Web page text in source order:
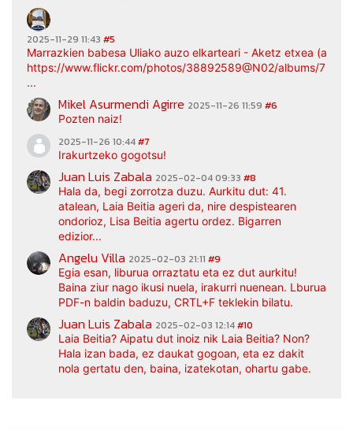
2025-11-29 11:43 #5
Marrazkien babesa Uliako auzo elkarteari - Aketz etxea
https://www.flickr.com/photos/38892589@N02/albums/
...
Mikel Asurmendi Agirre 2025-11-26 11:59 #6
Pozten naiz!
2025-11-26 10:44#7
Irakurtzeko gogotsu!
Juan Luis Zabala 2025-02-04 09:33 #8
Hala da, begi zorrotza duzu. Aurkitu dut: 41.
atalean, Laia Beitia ageri da, nire despistearen
ondorioz, Lisa Beitia agertu ordez. Bigarren
edizior...
Angelu Villa 2025-02-03 21:11 #9
Egia esan, liburua orraztatu eta ez dut aurkitu!
Baina ziur nago ikusi nuela, irakurri nuenean. Lburua
PDF-n baldin baduzu, CRTL+F teklekin bilatu.
Juan Luis Zabala 2025-02-03 12:14#10
Laia Beitia? Aipatu dut inoiz nik Laia Beitia? Non?
Hala izan bada, ez daukat gogoan, eta ez dakit
nola gertatu den, baina, izatekotan, ohartu gabe.